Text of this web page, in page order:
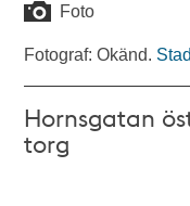
Foto
Fotograf: Okänd.
Hornsgatan
torg